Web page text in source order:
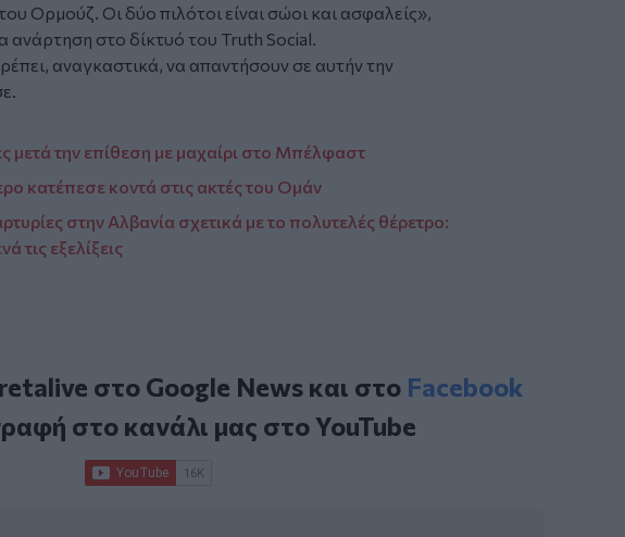
Ορμούζ. Οι δύο πιλότοι είναι σώοι και ασφαλείς»,
ανάρτηση στο δίκτυό του Truth Social.
αναγκαστικά, να απαντήσουν σε αυτήν την
μετά την επίθεση με μαχαίρι στο Μπέλφαστ
κατέπεσε κοντά στις ακτές του Ομάν
στην Αλβανία σχετικά με το πολυτελές θέρετρο:
τις εξελίξεις
στο Google Newsκαι στο Facebook
στο κανάλι μας στοYouTube